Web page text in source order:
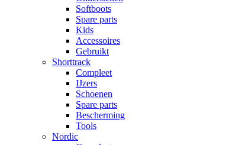
Softboots
Spare parts
Kids
Accessoires
Gebruikt
Shorttrack
Compleet
IJzers
Schoenen
Spare parts
Bescherming
Tools
Nordic